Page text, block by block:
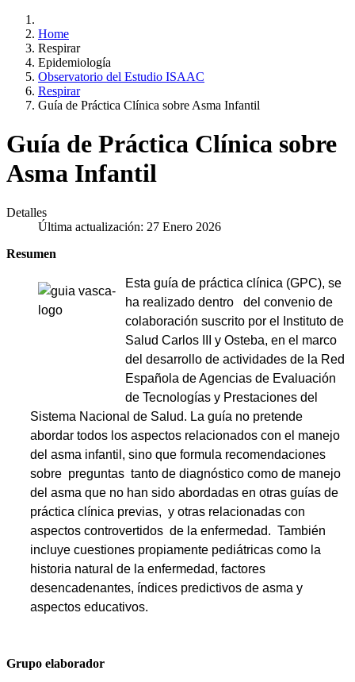
Home
Respirar
Epidemiología
Observatorio del Estudio ISAAC
Respirar
Guía de Práctica Clínica sobre Asma Infantil
Guía de Práctica Clínica sobre
Asma Infantil
Detalles
Última actualización: 27 Enero 2026
Resumen
Esta guía de práctica clínica (GPC), se
ha realizado dentro del convenio de
colaboración suscri­to por el Instituto de
Salud Carlos III y Osteba, en el marco
del desarrollo de actividades de la Red
Española de Agencias de Evaluación
de Tecnologías y Prestaciones del
Sistema Nacional de Salud. La guía no pretende
abordar todos los aspectos relacionados con el manejo
del asma infantil, sino que formula recomendaciones
sobre preguntas tanto de diagnóstico como de manejo
del asma que no han sido abordadas en otras guías de
práctica clínica previas, y otras relacionadas con
aspectos controvertidos de la enfermedad. También
incluye cuestiones propiamente pediátricas como la
historia natural de la enfermedad, factores
desencadenantes, índices predictivos de asma y
aspectos educativos.
Grupo elaborador